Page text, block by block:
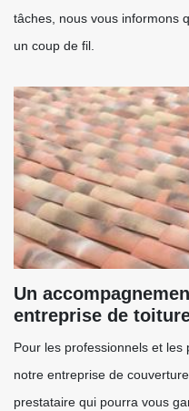
tâches, nous vous informons
un coup de fil.
Un
entreprise de
Pour les professionnels et les
notre entreprise de
prestataire qui pourra vous